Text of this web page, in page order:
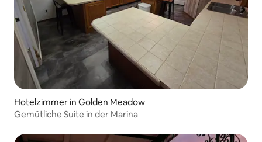
Hotelzimmer in Golden Meadow
Gemütliche Suite in der Marina